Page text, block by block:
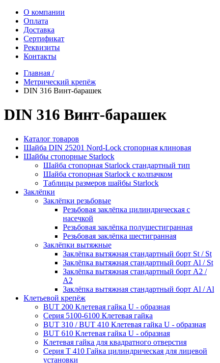
О компании
Оплата
Доставка
Сертификат
Реквизиты
Контакты
Главная /
Метрический крепёж
DIN 316 Винт-барашек
DIN 316 Винт-барашек
Каталог товаров
Шайба DIN 25201 Nord-Lock стопорная клиновая
Шайбы стопорные Starlock
Шайба стопорная Starlock стандартный тип
Шайба стопорная Starlock с колпачком
Таблицы размеров шайбы Starlock
Заклёпки
Заклёпки резьбовые
Резьбовая заклёпка цилиндрическая с
насечкой
Резьбовая заклёпка полушестигранная
Резьбовая заклёпка шестигранная
Заклёпки вытяжные
Заклёпка вытяжная стандартный борт St / St
Заклёпка вытяжная стандартный борт Al / St
Заклёпка вытяжная стандартный борт А2 /
А2
Заклёпка вытяжная стандартный борт Al / Al
Клетьевой крепёж
BUT 200 Клетевая гайка U - образная
Серия 5100-6100 Клетевая гайка
BUT 310 / BUT 410 Клетевая гайка U - образная
BUT 610 Клетевая гайка U - образная
Клетевая гайка для квадратного отверстия
Серия Т 410 Гайка цилиндрическая для лицевой
установки